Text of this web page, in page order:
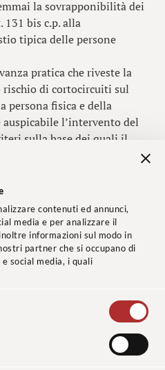
contenuti ed annunci,
media e per analizzare il
informazioni sul modo in
partner che si occupano di
social media, i quali
la sovrapponibilità dei
bis c.p. alla
tipica delle persone
pratica che riveste la
di cortocircuiti sul
persona fisica e della
l’intervento del
sulla base dei quali il
Marta Sottocasa
Boy. Tutti i diritti riservati.
Codice